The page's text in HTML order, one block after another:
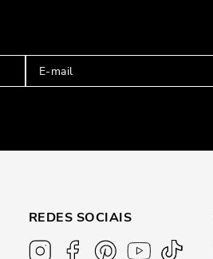
REDES SOCIAIS